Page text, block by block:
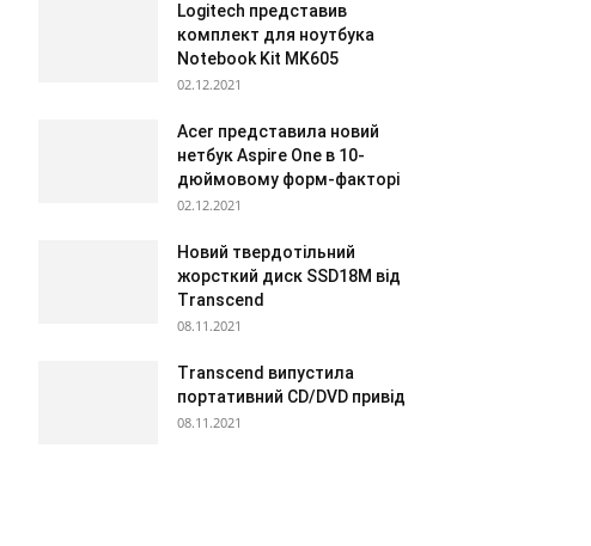
Logitech представив
комплект для ноутбука
Notebook Kit MK605
02.12.2021
Acer представила новий
нетбук Aspire One в 10-
дюймовому форм-факторі
02.12.2021
Новий твердотільний
жорсткий диск SSD18M від
Transcend
08.11.2021
Transcend випустила
портативний CD/DVD привід
08.11.2021